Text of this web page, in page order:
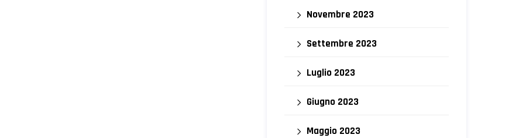
Novembre 2023
Settembre 2023
Luglio 2023
Giugno 2023
Maggio 2023